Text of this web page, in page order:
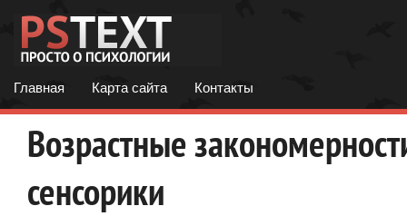
Главная Карта сайта Контакты
Возрастные
сенсорики